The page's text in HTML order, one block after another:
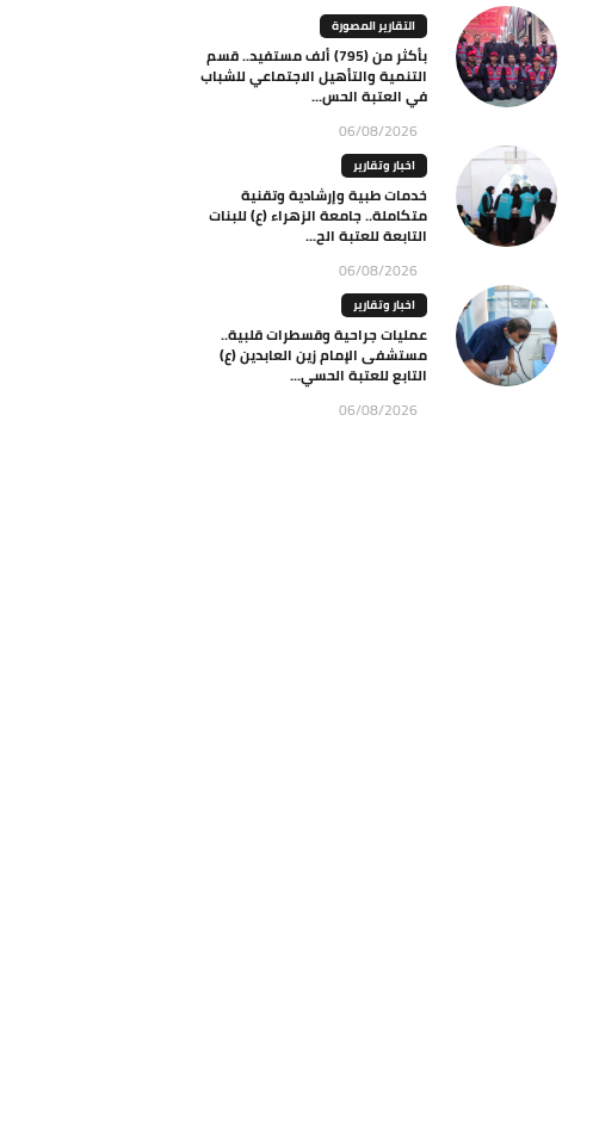
التقارير المصورة
بأكثر من (795) ألف مستفيد.. قسم
التنمية والتأهيل الاجتماعي للشباب
في العتبة الحس...
06/08/2026
اخبار وتقارير
خدمات طبية وإرشادية وتقنية
متكاملة.. جامعة الزهراء (ع) للبنات
التابعة للعتبة الح...
06/08/2026
اخبار وتقارير
عمليات جراحية وقسطرات قلبية..
مستشفى الإمام زين العابدين (ع)
التابع للعتبة الحسي...
06/08/2026